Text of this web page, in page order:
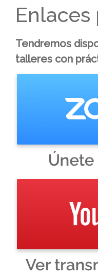
Enlaces
Tendremos
talleres con